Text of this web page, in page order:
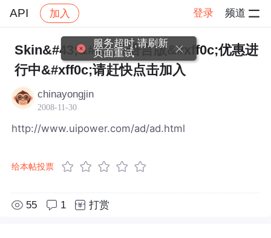
API 加入 登录 频道
社区 API 帖子详情
Skin&#43;&#43;多语言版&#xff0c;优惠进
行中&#xff0c;请赶快点击加入
chinayongjin
2008-11-30
http://www.uipower.com/ad/ad.html
给本帖投票
55 1 打赏
服务超时,请刷新
页面重试